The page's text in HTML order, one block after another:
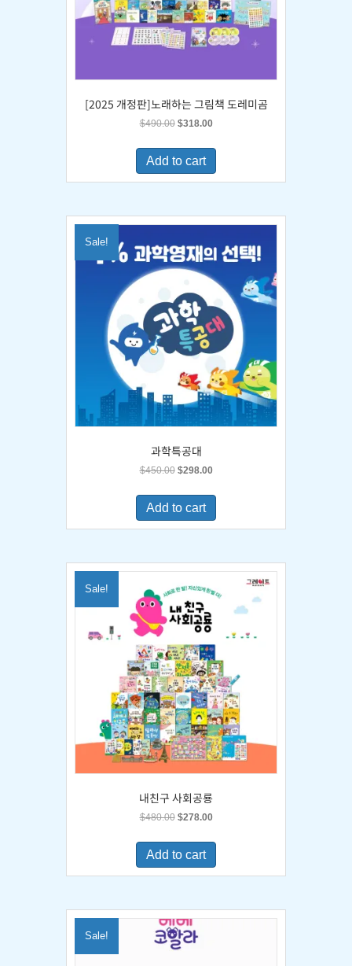
[2025 개정판]노래하는 그림책 도레미곰
$490.00 Original
was:
$490.00.
$318.00Current
is:
Add to cart
Sale!
과학특공대
$450.00 Original
was:
$450.00.
$298.00Current
is:
Add to cart
Sale!
내친구 사회공룡
$480.00 Original
was:
$480.00.
$278.00Current
is:
Add to cart
Sale!